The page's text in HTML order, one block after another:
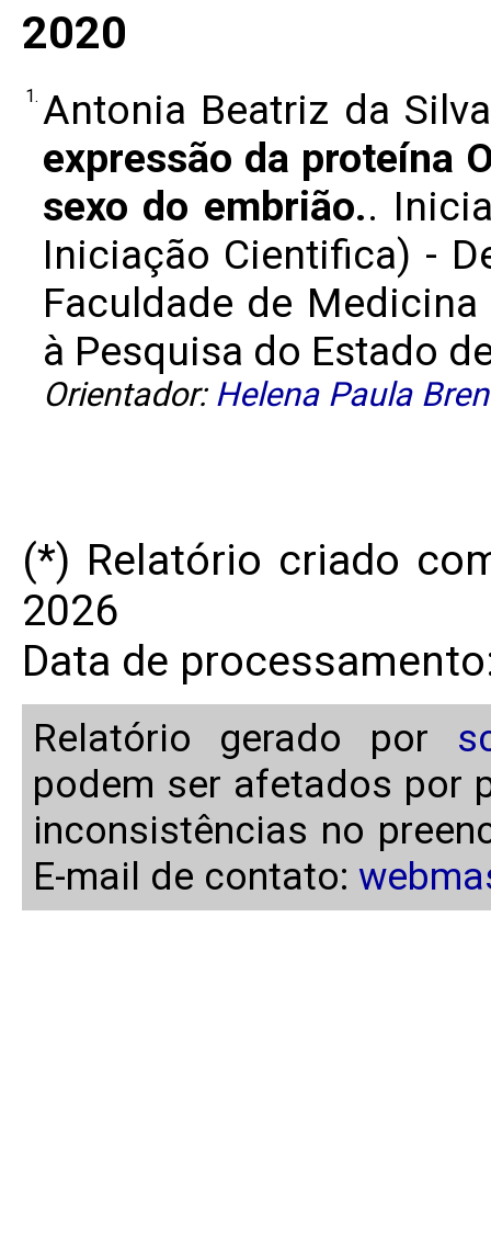
2020
1. Antonia Beatriz da
expressão da proteína
sexo do embrião..
Iniciação Cientifica) -
Faculdade de
à Pesquisa do Estado
Orientador: Helena Paula
(*) Relatório criado
2026
Data de
Relatório gerado por
podem ser afetados por
inconsistências no
E-mail de contato: